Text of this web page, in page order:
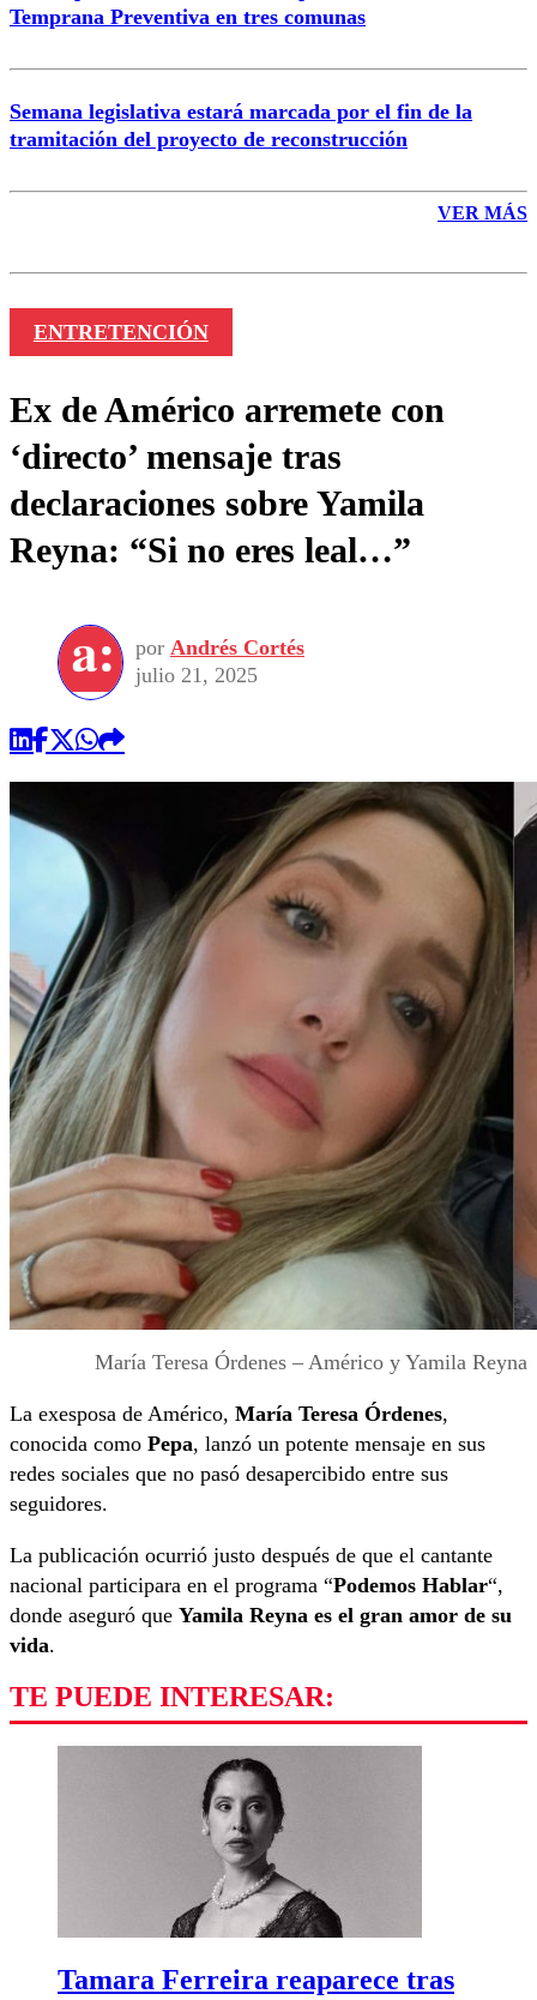
Temprana Preventiva en tres comunas
Semana legislativa estará marcada por el fin de la
tramitación del proyecto de reconstrucción
VER MÁS
ENTRETENCIÓN
Ex de Américo arremete con
‘directo’ mensaje tras
declaraciones sobre Yamila
Reyna: “Si no eres leal…”
por Andrés Cortés
julio 21, 2025
María Teresa Órdenes – Américo y Yamila Reyna
La exesposa de Américo, María Teresa Órdenes,
conocida como Pepa, lanzó un potente mensaje en sus
redes sociales que no pasó desapercibido entre sus
seguidores.
La publicación ocurrió justo después de que el cantante
nacional participara en el programa “Podemos Hablar“,
donde aseguró que Yamila Reyna es el gran amor de su
vida.
TE PUEDE INTERESAR:
Tamara Ferreira reaparece tras